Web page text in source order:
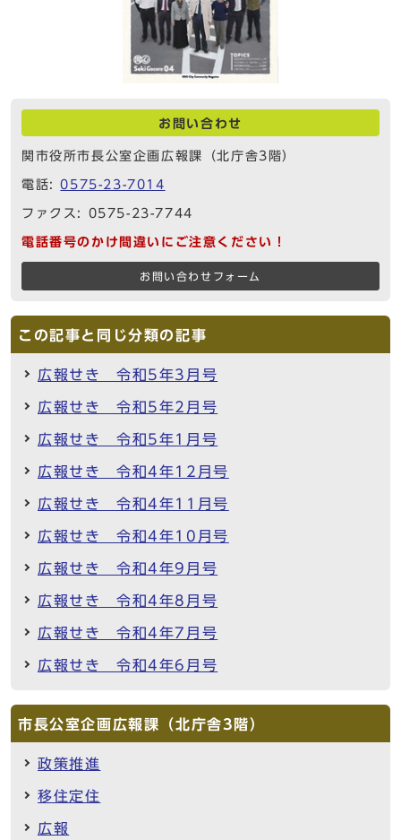
お問い合わせ
関市役所市長公室企画広報課（北庁舎3階）
電話:0575-23-7014
ファクス: 0575-23-7744
電話番号のかけ間違いにご注意ください！
お問い合わせフォーム
この記事と同じ分類の記事
広報せき 令和5年3月号
広報せき 令和5年2月号
広報せき 令和5年1月号
広報せき 令和4年12月号
広報せき 令和4年11月号
広報せき 令和4年10月号
広報せき 令和4年9月号
広報せき 令和4年8月号
広報せき 令和4年7月号
広報せき 令和4年6月号
市長公室企画広報課（北庁舎3階）
政策推進
移住定住
広報